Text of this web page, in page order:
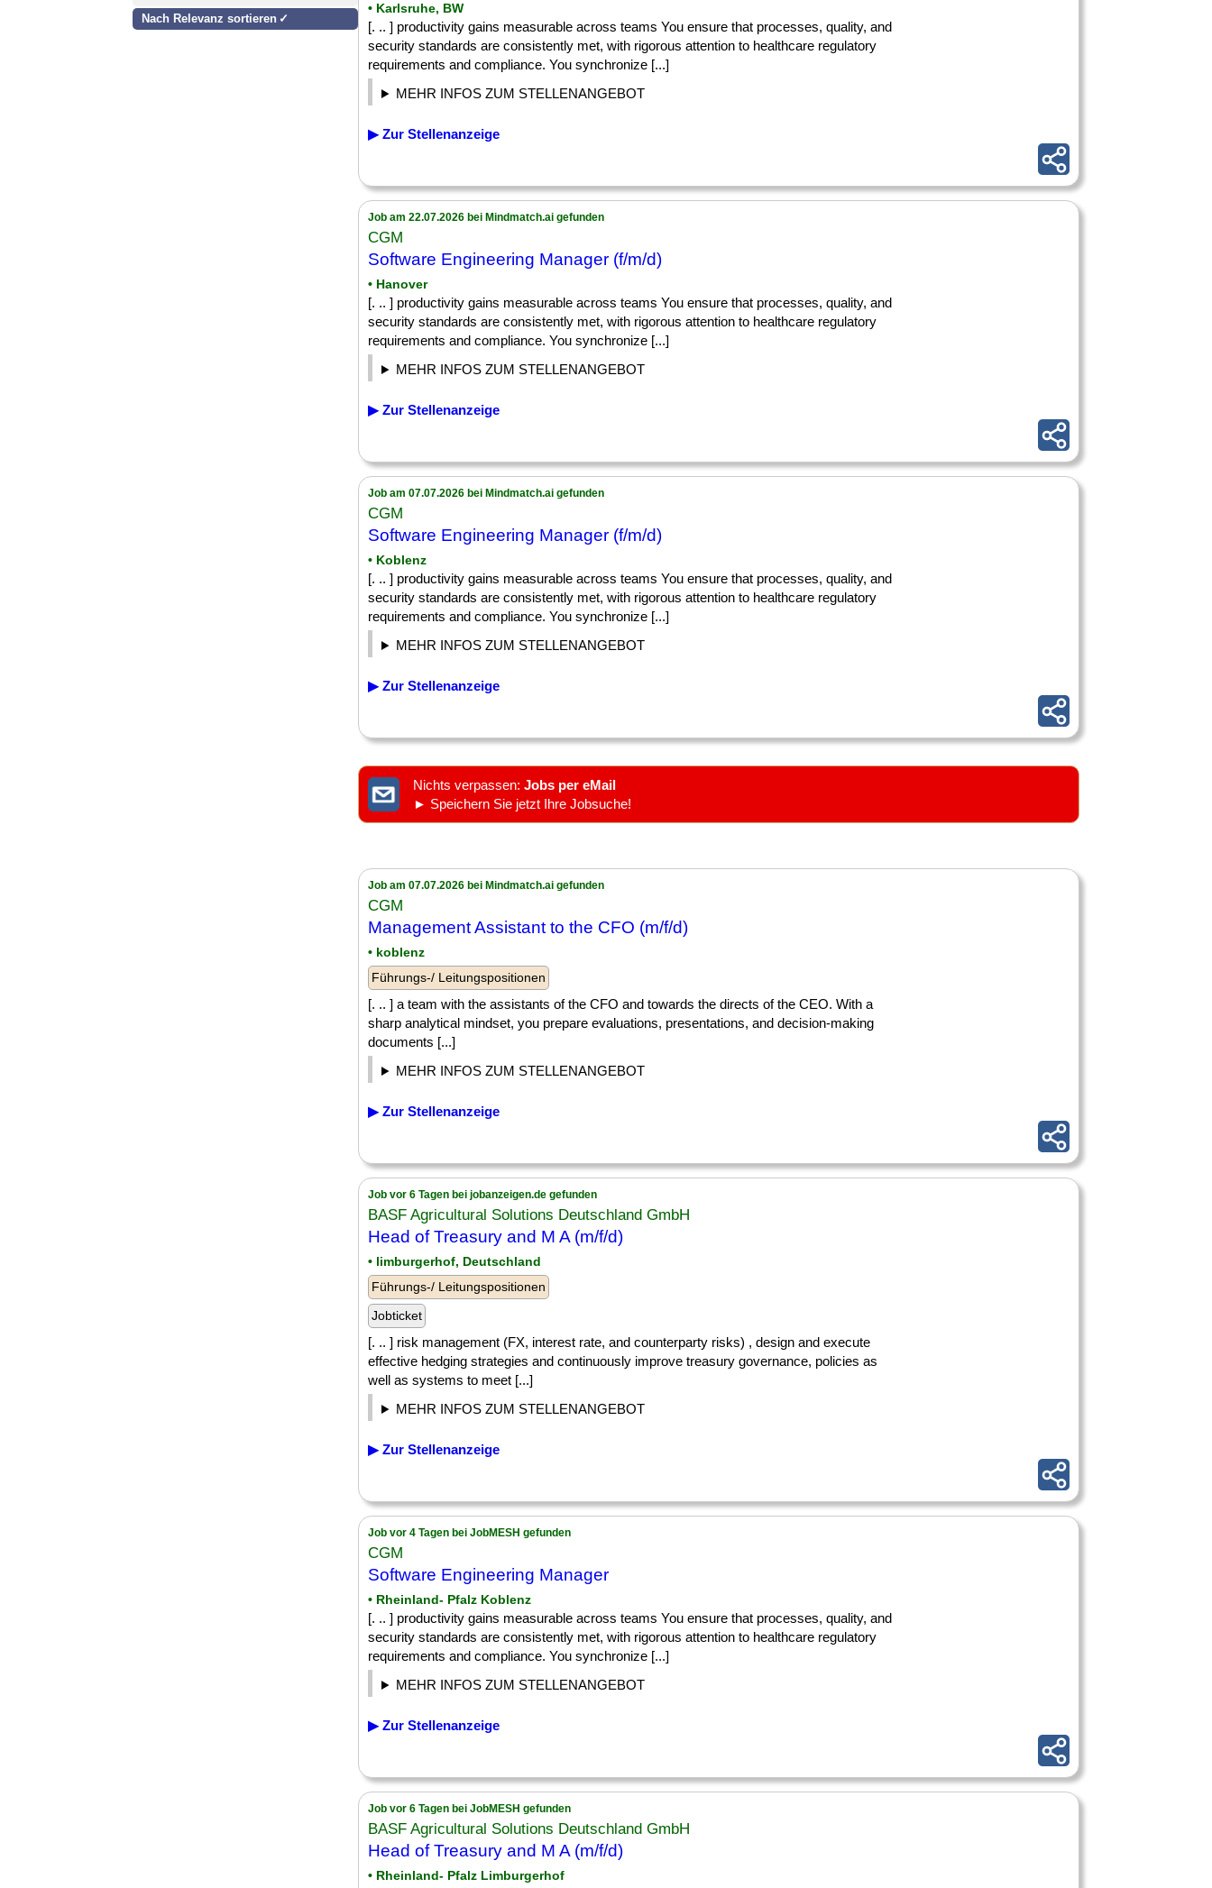
Nach Relevanz sortieren
• Karlsruhe, BW
[. .. ] productivity gains measurable across teams You ensure that processes, quality, and
security standards are consistently met, with rigorous attention to healthcare regulatory
requirements and compliance. You synchronize [...]
MEHR INFOS ZUM STELLENANGEBOT
▶ Zur Stellenanzeige
Job am 22.07.2026 bei Mindmatch.ai gefunden
CGM
Software Engineering Manager (f/m/d)
• Hanover
[. .. ] productivity gains measurable across teams You ensure that processes, quality, and
security standards are consistently met, with rigorous attention to healthcare regulatory
requirements and compliance. You synchronize [...]
MEHR INFOS ZUM STELLENANGEBOT
▶ Zur Stellenanzeige
Job am 07.07.2026 bei Mindmatch.ai gefunden
CGM
Software Engineering Manager (f/m/d)
• Koblenz
[. .. ] productivity gains measurable across teams You ensure that processes, quality, and
security standards are consistently met, with rigorous attention to healthcare regulatory
requirements and compliance. You synchronize [...]
MEHR INFOS ZUM STELLENANGEBOT
▶ Zur Stellenanzeige
Nichts verpassen: Jobs per eMail
► Speichern Sie jetzt Ihre Jobsuche!
Job am 07.07.2026 bei Mindmatch.ai gefunden
CGM
Management Assistant to the CFO (m/f/d)
• koblenz
Führungs-/ Leitungspositionen
[. .. ] a team with the assistants of the CFO and towards the directs of the CEO. With a
sharp analytical mindset, you prepare evaluations, presentations, and decision-making
documents [...]
MEHR INFOS ZUM STELLENANGEBOT
▶ Zur Stellenanzeige
Job vor 6 Tagen bei jobanzeigen.de gefunden
BASF Agricultural Solutions Deutschland GmbH
Head of Treasury and M A (m/f/d)
• limburgerhof, Deutschland
Führungs-/ Leitungspositionen
Jobticket
[. .. ] risk management (FX, interest rate, and counterparty risks) , design and execute
effective hedging strategies and continuously improve treasury governance, policies as
well as systems to meet [...]
MEHR INFOS ZUM STELLENANGEBOT
▶ Zur Stellenanzeige
Job vor 4 Tagen bei JobMESH gefunden
CGM
Software Engineering Manager
• Rheinland- Pfalz Koblenz
[. .. ] productivity gains measurable across teams You ensure that processes, quality, and
security standards are consistently met, with rigorous attention to healthcare regulatory
requirements and compliance. You synchronize [...]
MEHR INFOS ZUM STELLENANGEBOT
▶ Zur Stellenanzeige
Job vor 6 Tagen bei JobMESH gefunden
BASF Agricultural Solutions Deutschland GmbH
Head of Treasury and M A (m/f/d)
• Rheinland- Pfalz Limburgerhof